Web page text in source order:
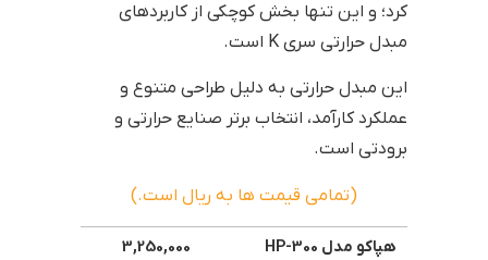
کرد؛ و این تنها بخش کوچکی از کاربردهای
مبدل حرارتی سری K است.
این مبدل حرارتی به دلیل طراحی متنوع و
عملکرد کارآمد، انتخاب برتر صنایع حرارتی و
برودتی است.
(تمامی قیمت ها به ریال است.)
هپاکو مدل HP-300
3,250,000